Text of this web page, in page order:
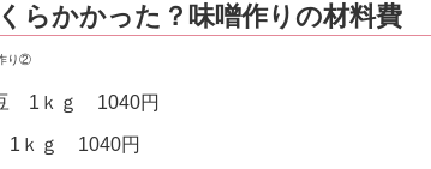
らかかった？味噌作りの材料費
1ｋｇ 1040円
1ｋｇ 1040円